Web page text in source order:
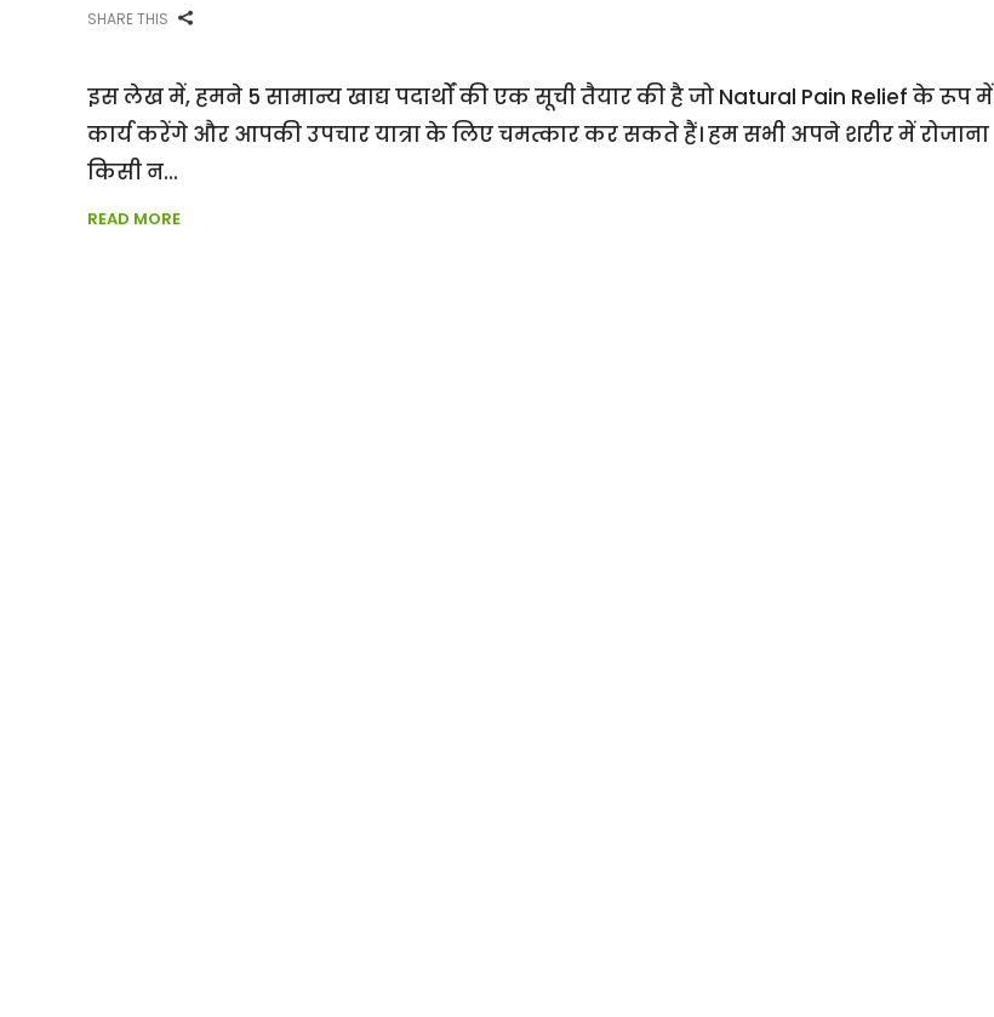
SHARE THIS
इस लेख में, हमने 5 सामान्य खाद्य पदार्थों की एक सूची तैयार की है जो Natural Pain Relief के रूप में
कार्य करेंगे और आपकी उपचार यात्रा के लिए चमत्कार कर सकते हैं। हम सभी अपने शरीर में रोजाना
किसी न
READ MORE